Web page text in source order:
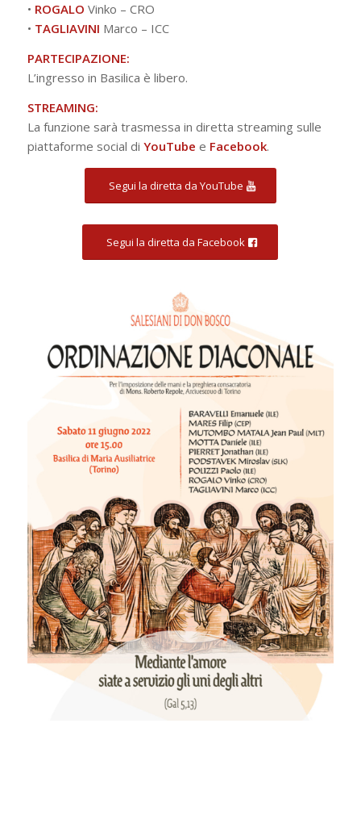
• ROGALO Vinko – CRO
• TAGLIAVINI Marco – ICC
PARTECIPAZIONE:
L’ingresso in Basilica è libero.
STREAMING:
La funzione sarà trasmessa in diretta streaming sulle
piattaforme social di YouTube e Facebook.
Segui la diretta da YouTube
Segui la diretta da Facebook